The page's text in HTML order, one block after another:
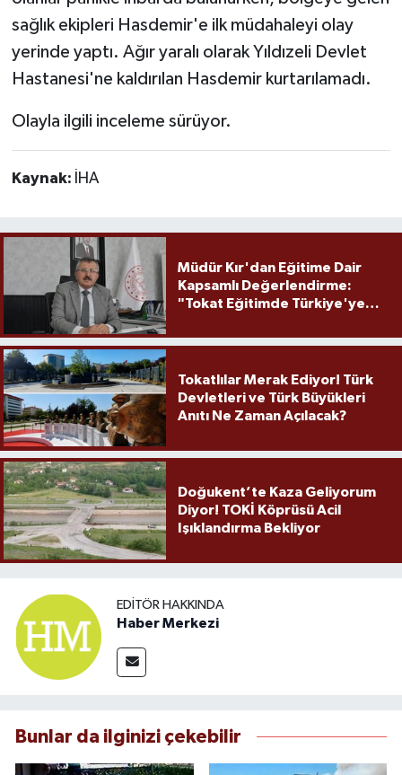
sağlık ekipleri Hasdemir'e ilk müdahaleyi olay
yerinde yaptı. Ağır yaralı olarak Yıldızeli Devlet
Hastanesi'ne kaldırılan Hasdemir kurtarılamadı.
Olayla ilgili inceleme sürüyor.
Kaynak: İHA
Müdür Kır'dan Eğitime Dair
Kapsamlı Değerlendirme:
"Tokat Eğitimde Türkiye'ye
Tokatlılar Merak Ediyor! Türk
Devletleri ve Türk Büyükleri
Anıtı Ne Zaman Açılacak?
Doğukent’te Kaza Geliyorum
Diyor! TOKİ Köprüsü Acil
Işıklandırma Bekliyor
EDITÖR HAKKINDA
Haber Merkezi
Bunlar da ilginizi çekebilir